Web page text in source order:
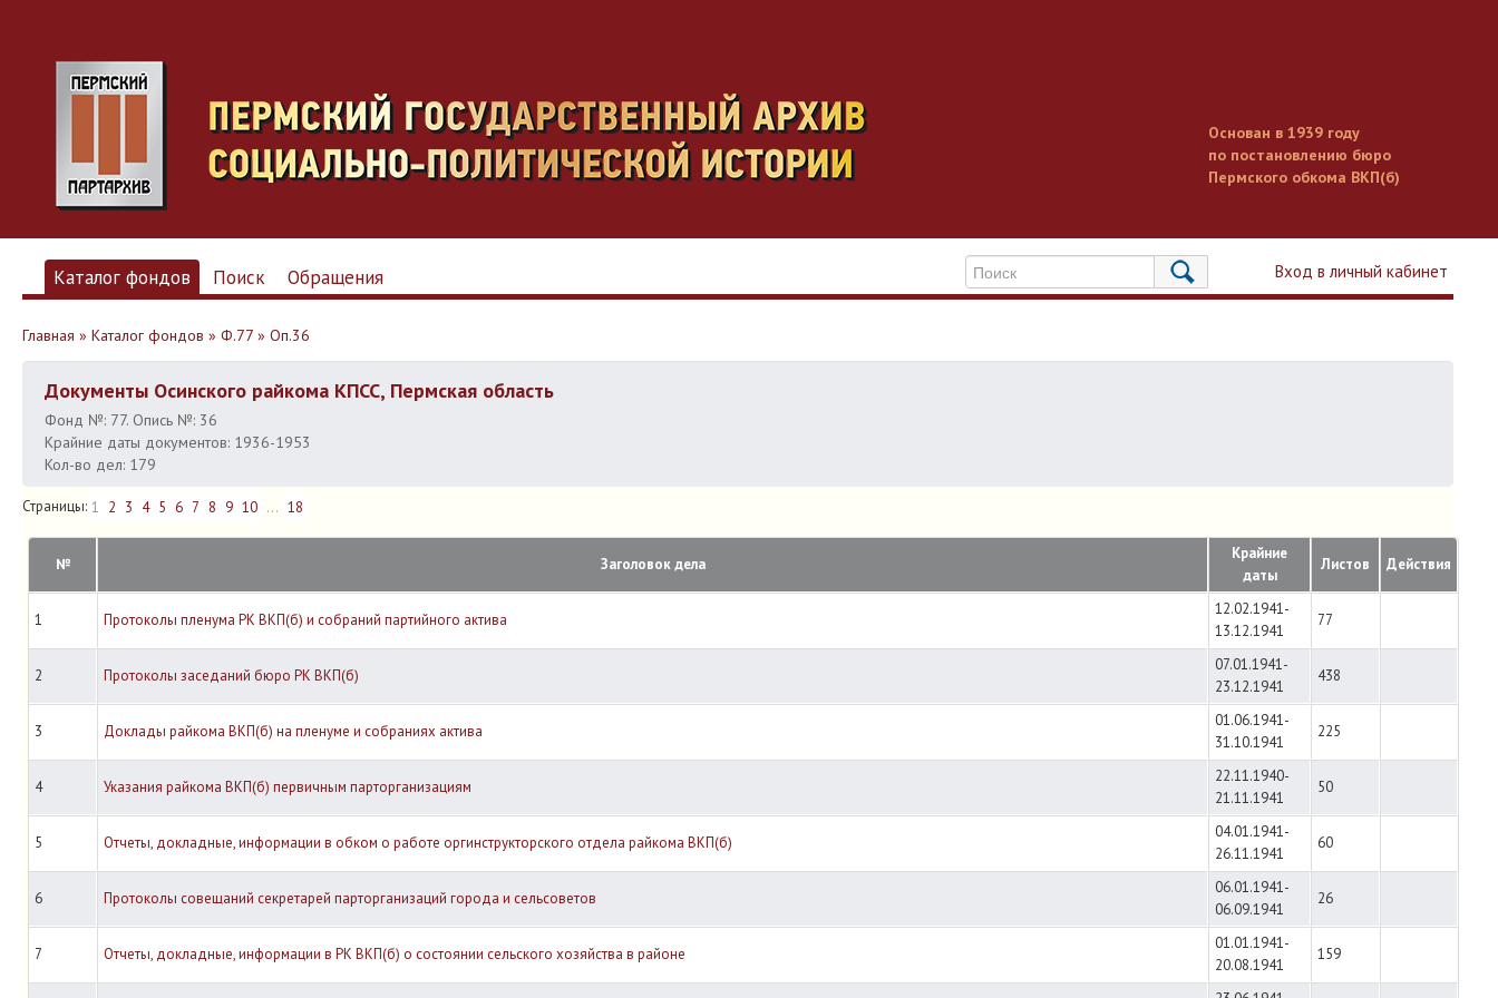
Основан в 1939 году
по постановлению бюро
Пермского обкома ВКП(б)
Вход в личный кабинет
Каталог фондов Поиск Обращения
Главная » Каталог фондов » Ф.77 » Оп.36
Документы Осинского райкома КПСС, Пермская область
Фонд №: 77. Опись №: 36
Крайние даты документов: 1936-1953
Кол-во дел: 179
Страницы: 1 2 3 4 5 6 7 8 9 10 ... 18
№ Заголовок дела
Крайние
даты
Листов Действия
1 Протоколы пленума РК ВКП(б) и собраний партийного актива
12.02.1941-
13.12.1941
77
2 Протоколы заседаний бюро РК ВКП(б)
07.01.1941-
23.12.1941
438
3 Доклады райкома ВКП(б) на пленуме и собраниях актива
01.06.1941-
31.10.1941
225
4 Указания райкома ВКП(б) первичным парторганизациям
22.11.1940-
21.11.1941
50
5 Отчеты, докладные, информации в обком о работе оргинструкторского отдела райкома ВКП(б)
04.01.1941-
26.11.1941
60
6 Протоколы совещаний секретарей парторганизаций города и сельсоветов
06.01.1941-
06.09.1941
26
7 Отчеты, докладные, информации в РК ВКП(б) о состоянии сельского хозяйства в районе
01.01.1941-
20.08.1941
159